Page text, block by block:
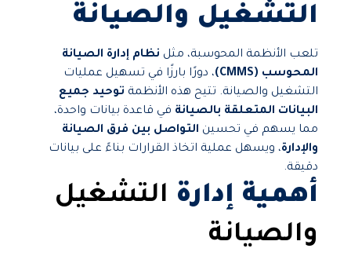
التشغيل والصيانة
تلعب الأنظمة المحوسبة، مثل نظام إدارة الصيانة
المحوسب (CMMS)
، دورًا بارزًا في تسهيل عمليات
التشغيل والصيانة. تتيح هذه الأنظمة توحيد جميع
البيانات المتعلقة بالصيانة في قاعدة بيانات واحدة،
مما يسهم في تحسين التواصل بين فرق الصيانة
والإدارة، ويسهل عملية اتخاذ القرارات بناءً على بيانات
دقيقة.
أهمية إدارة التشغيل
والصيانة